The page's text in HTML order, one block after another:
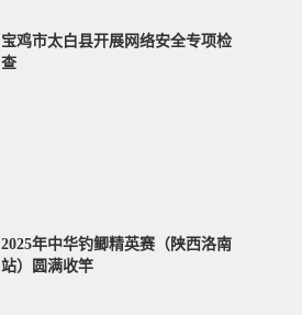
宝鸡市太白县开展网络安全专项检
查
2025年中华钓鲫精英赛（陕西洛南
站）圆满收竿